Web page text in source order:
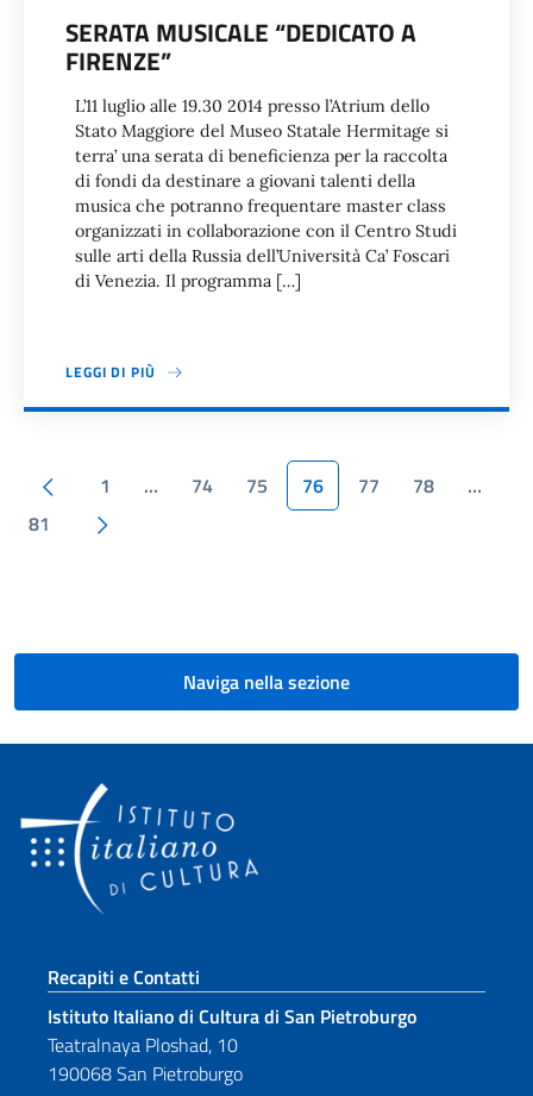
SERATA MUSICALE “DEDICATO A
FIRENZE”
L’11 luglio alle 19.30 2014 presso l’Atrium dello
Stato Maggiore del Museo Statale Hermitage si
terra’ una serata di beneficienza per la raccolta
di fondi da destinare a giovani talenti della
musica che potranno frequentare master class
organizzati in collaborazione con il Centro Studi
sulle arti della Russia dell’Università Ca’ Foscari
di Venezia. Il programma […]
LEGGI DI PIÙ
Paginazione
Pagina precedente
1 … 74 75 76 77 78
…
81
Naviga nella sezione
Sezione footer
Recapiti e Contatti
Istituto Italiano di Cultura di San Pietroburgo
Teatralnaya Ploshad, 10
190068 San Pietroburgo